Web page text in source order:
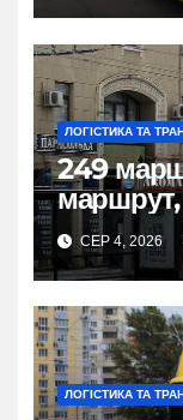
ЛОГІСТИКА ТА
249
маршрут,
зручної
СЕР 4, 2026
ЛОГІСТИКА ТА